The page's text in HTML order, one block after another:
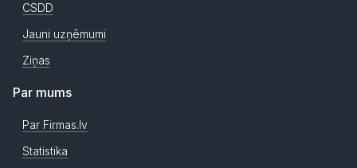
CSDD
Jauni uzņēmumi
Ziņas
Par mums
Par Firmas.lv
Statistika